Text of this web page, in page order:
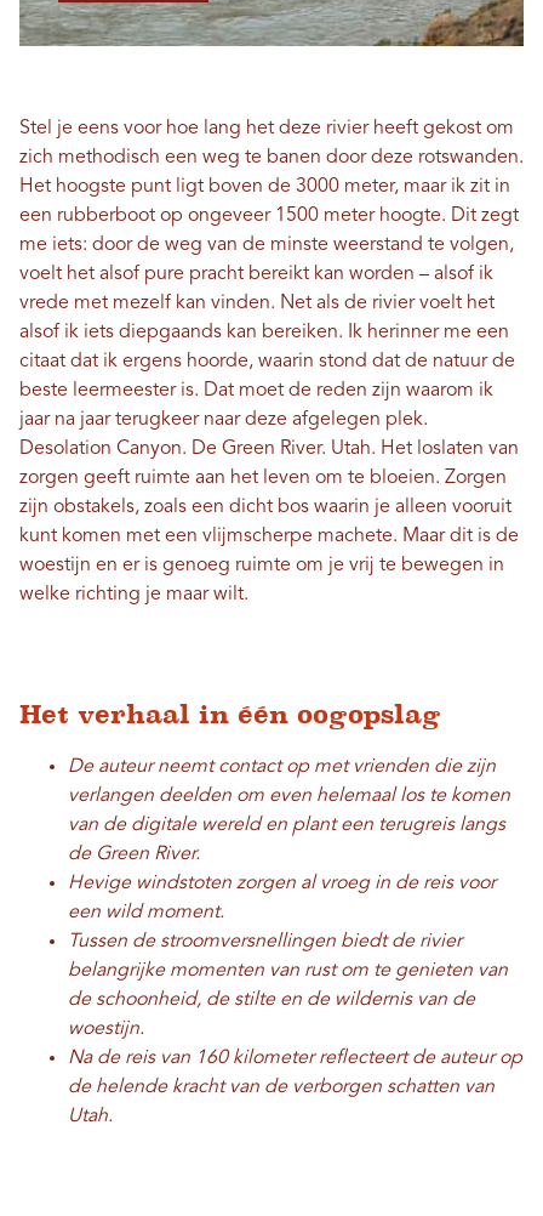
Stel je eens voor hoe lang het deze rivier heeft gekost om
zich methodisch een weg te banen door deze rotswanden.
Het hoogste punt ligt boven de 3000 meter, maar ik zit in
een rubberboot op ongeveer 1500 meter hoogte. Dit zegt
me iets: door de weg van de minste weerstand te volgen,
voelt het alsof pure pracht bereikt kan worden – alsof ik
vrede met mezelf kan vinden. Net als de rivier voelt het
alsof ik iets diepgaands kan bereiken. Ik herinner me een
citaat dat ik ergens hoorde, waarin stond dat de natuur de
beste leermeester is. Dat moet de reden zijn waarom ik
jaar na jaar terugkeer naar deze afgelegen plek.
Desolation Canyon. De Green River. Utah. Het loslaten van
zorgen geeft ruimte aan het leven om te bloeien. Zorgen
zijn obstakels, zoals een dicht bos waarin je alleen vooruit
kunt komen met een vlijmscherpe machete. Maar dit is de
woestijn en er is genoeg ruimte om je vrij te bewegen in
welke richting je maar wilt.
Het verhaal in één oogopslag
De auteur neemt contact op met vrienden die zijn
verlangen deelden om even helemaal los te komen
van de digitale wereld en plant een terugreis langs
de Green River.
Hevige windstoten zorgen al vroeg in de reis voor
een wild moment.
Tussen de stroomversnellingen biedt de rivier
belangrijke momenten van rust om te genieten van
de schoonheid, de stilte en de wildernis van de
woestijn.
Na de reis van 160 kilometer reflecteert de auteur op
de helende kracht van de verborgen schatten van
Utah.